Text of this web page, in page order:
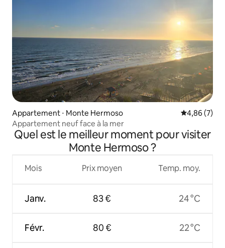
Appartement ⋅ Monte Hermoso Évaluation
4,86 (7)
Appartement neuf face à la mer
Quel est le meilleur moment pour visiter
Monte Hermoso ?
Mois
Janv.
Févr.
Prix moyen
83 €
80 €
Temp. moy.
24 °C
22 °C